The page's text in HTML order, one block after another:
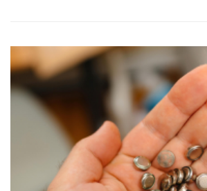
人登記，最多可攜帶4人免費參觀現省600元
全票150元、優待票100元（持學生證、身障
就能連續逛4天。今年除了交通部觀光署推出
鐵版2人同行1人免費」，包含中華航空、麗
可樂旅遊、五福旅遊、東南旅遊、福容飯店
酒店、雲朗觀光、老爺酒店、六福萬怡酒店
出住宿券、吃到飽餐券與泡湯券多樣超殺折扣